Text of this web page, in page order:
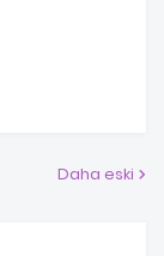
Daha eski